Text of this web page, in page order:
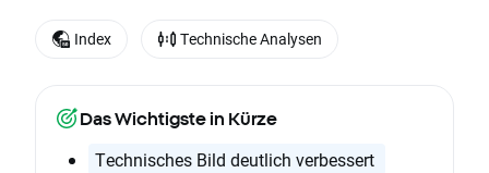
Das Wichtigste in Kürze
Technisches Bild deutlich verbessert
Index Technische Analysen